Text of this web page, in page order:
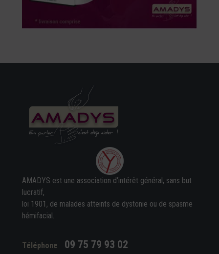
AMADYS est une association d'intérêt général, sans but
lucratif,
loi 1901, de malades atteints de dystonie ou de spasme
hémifacial.
Téléphone 09 75 79 93 02